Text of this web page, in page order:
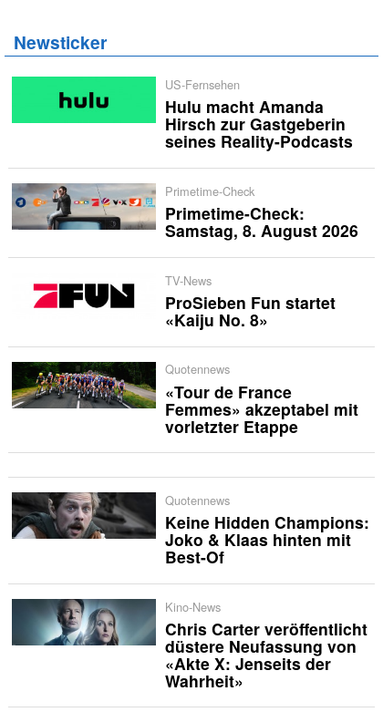
Newsticker
US-Fernsehen
Hulu macht Amanda
Hirsch zur Gastgeberin
seines Reality-Podcasts
Primetime-Check
Primetime-Check:
Samstag, 8. August 2026
TV-News
ProSieben Fun startet
«Kaiju No. 8»
Quotennews
«Tour de France
Femmes» akzeptabel mit
vorletzter Etappe
Quotennews
Keine Hidden Champions:
Joko & Klaas hinten mit
Best-Of
Kino-News
Chris Carter veröffentlicht
düstere Neufassung von
«Akte X: Jenseits der
Wahrheit»